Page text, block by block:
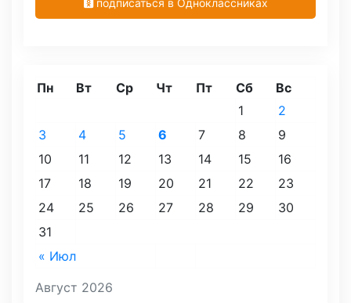
подписаться в Одноклассниках
Август 2026
Пн Вт Ср Чт Пт Сб Вс
« Июл
1
2
3
4 5 6 7 8
9
10
11 12 13 14 15
16
17
18 19 20 21 22
23
24
25 26 27 28 29
30
31